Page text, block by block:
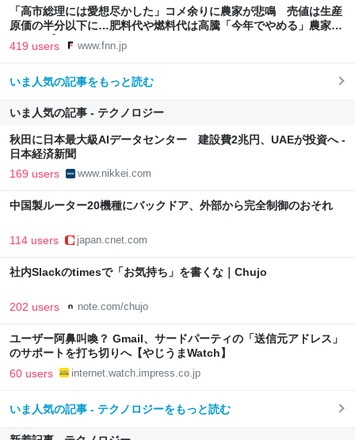
「高市総理には愛想尽かした」コメ余りに農家が悲鳴 売値は生産
原価の半分以下に…肥料代や燃料代は高騰「今年でやめる」農家も
｜FNNプライムオンライン
419 users www.fnn.jp
いま人気の記事をもっと読む
いま人気の記事 - テクノロジー
秋田に日本最大級AIデータセンター 建設費2兆円、UAEが投資へ -
日本経済新聞
169 users www.nikkei.com
中国製ルーター20機種にバックドア、外部から完全制御のおそれ
114 users japan.cnet.com
社内Slackのtimesで「お気持ち」を書くな｜Chujo
202 users note.com/chujo
ユーザー阿鼻叫喚？ Gmail、サードパーティの「送信元アドレス」
のサポートを打ち切りへ【やじうまWatch】
60 users internet.watch.impress.co.jp
いま人気の記事 - テクノロジーをもっと読む